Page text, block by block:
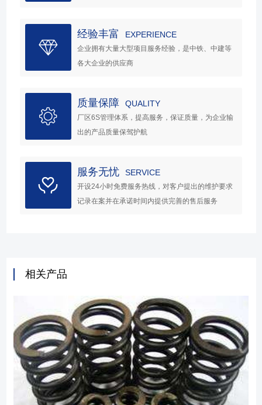
经验丰富 EXPERIENCE
企业拥有大量大型项目服务经验，是中铁、中建等
各大企业的供应商
质量保障 QUALITY
厂区6S管理体系，提高服务，保证质量，为企业输
出的产品质量保驾护航
服务无忧 SERVICE
开设24小时免费服务热线，对客户提出的维护要求
记录在案并在承诺时间内提供完善的售后服务
相关产品